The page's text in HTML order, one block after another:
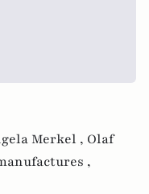
Merkel , Olaf
,